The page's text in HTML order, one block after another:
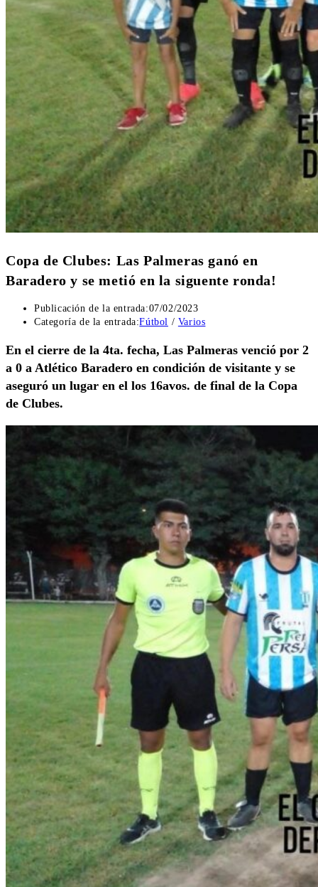
Copa de Clubes: Las Palmeras ganó en
Baradero y se metió en la siguente ronda!
Publicación de la entrada:07/02/2023
Categoría de la entrada:Fútbol / Varios
En el cierre de la 4ta. fecha, Las Palmeras venció por 2
a 0 a Atlético Baradero en condición de visitante y se
aseguró un lugar en el los 16avos. de final de la Copa
de Clubes.